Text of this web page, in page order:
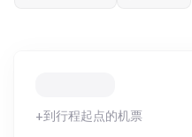
+到行程起点的机票